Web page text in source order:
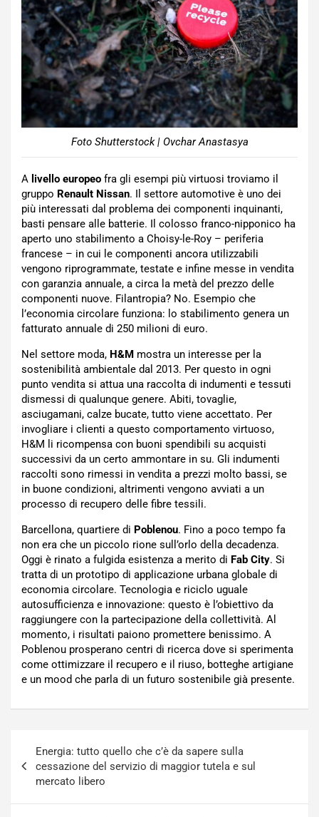
Foto Shutterstock | Ovchar Anastasya
A livello europeo fra gli esempi più virtuosi troviamo il
gruppo Renault Nissan. Il settore automotive è uno dei
più interessati dal problema dei componenti inquinanti,
basti pensare alle batterie. Il colosso franco-nipponico ha
aperto uno stabilimento a Choisy-le-Roy – periferia
francese – in cui le componenti ancora utilizzabili
vengono riprogrammate, testate e infine messe in vendita
con garanzia annuale, a circa la metà del prezzo delle
componenti nuove. Filantropia? No. Esempio che
l’economia circolare funziona: lo stabilimento genera un
fatturato annuale di 250 milioni di euro.
Nel settore moda, H&M mostra un interesse per la
sostenibilità ambientale dal 2013. Per questo in ogni
punto vendita si attua una raccolta di indumenti e tessuti
dismessi di qualunque genere. Abiti, tovaglie,
asciugamani, calze bucate, tutto viene accettato. Per
invogliare i clienti a questo comportamento virtuoso,
H&M li ricompensa con buoni spendibili su acquisti
successivi da un certo ammontare in su. Gli indumenti
raccolti sono rimessi in vendita a prezzi molto bassi, se
in buone condizioni, altrimenti vengono avviati a un
processo di recupero delle fibre tessili.
Barcellona, quartiere di Poblenou. Fino a poco tempo fa
non era che un piccolo rione sull’orlo della decadenza.
Oggi è rinato a fulgida esistenza a merito di Fab City. Si
tratta di un prototipo di applicazione urbana globale di
economia circolare. Tecnologia e riciclo uguale
autosufficienza e innovazione: questo è l’obiettivo da
raggiungere con la partecipazione della collettività. Al
momento, i risultati paiono promettere benissimo. A
Poblenou prosperano centri di ricerca dove si sperimenta
come ottimizzare il recupero e il riuso, botteghe artigiane
e un mood che parla di un futuro sostenibile già presente.
articoli
Energia: tutto quello che c’è da sapere sulla
cessazione del servizio di maggior tutela e sul
mercato libero